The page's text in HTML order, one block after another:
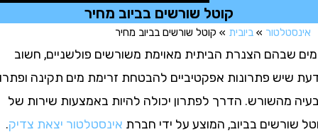
קוטל שורשים בביוב מחיר
»ביובית »קוטל שורשים בביוב מחיר
הצנרת הביתית מאוימת משורשים פולשניים, חשוב
פתרונות אפקטיביים להבטחת זרימת מים תקינה ופתרון
הדרך לפתרון יכולה להיות באמצעות שירות של
בביוב, המוצע על ידי חברתאינסטלטור יצאת צדיק .